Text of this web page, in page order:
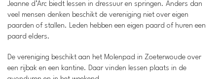
Jeanne d’Arc biedt lessen in dressuur en springen. Anders dan
veel mensen denken beschikt de vereniging niet over eigen
paarden of stallen. Leden hebben een eigen paard of huren een
paard elders.
De vereniging beschikt aan het Molenpad in Zoeterwoude over
een rijbak en een kantine. Daar vinden lessen plaats in de